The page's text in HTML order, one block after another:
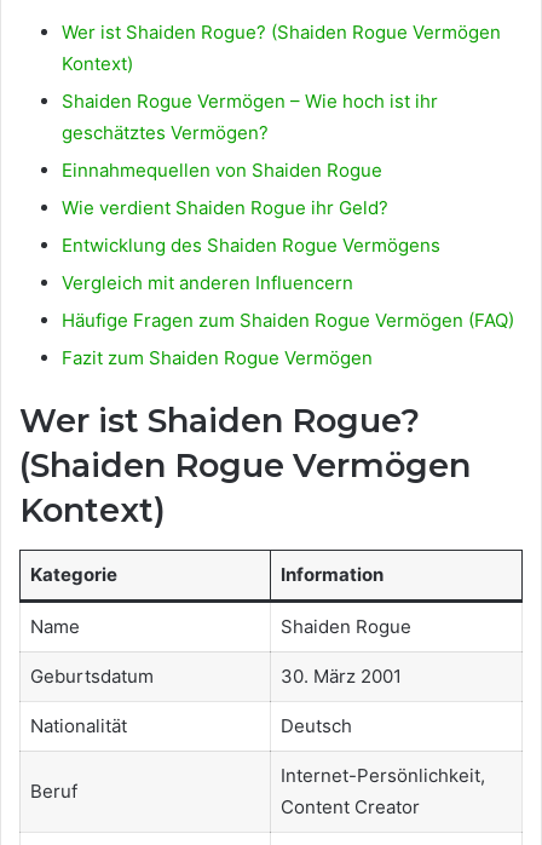
Wer ist Shaiden Rogue? (Shaiden Rogue Vermögen
Kontext)
Shaiden Rogue Vermögen – Wie hoch ist ihr
geschätztes Vermögen?
Einnahmequellen von Shaiden Rogue
Wie verdient Shaiden Rogue ihr Geld?
Entwicklung des Shaiden Rogue Vermögens
Vergleich mit anderen Influencern
Häufige Fragen zum Shaiden Rogue Vermögen (FAQ)
Fazit zum Shaiden Rogue Vermögen
Wer ist Shaiden Rogue?
(Shaiden Rogue Vermögen
Kontext)
Kategorie Information
Name Shaiden Rogue
Geburtsdatum 30. März 2001
Nationalität Deutsch
Beruf
Internet-Persönlichkeit,
Content Creator